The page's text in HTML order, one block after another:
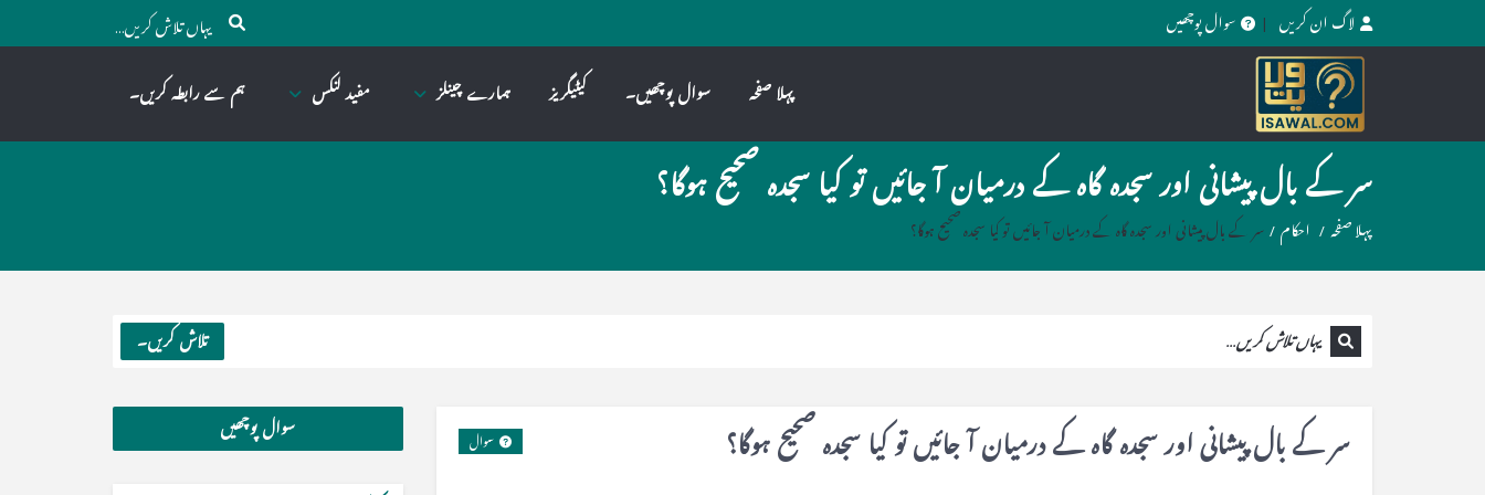
لاگ ان کریں سوال پوچھیں
پہلا صفحہ سوال پوچھیں۔ کیٹیگریز ہمارے چینلز مفید لنکس ہم سے رابطہ کریں۔
سر کے بال پیشانی اور سجدہ گاہ کے درمیان آ جائیں تو کیا سجدہ صحیح ہوگا؟
پہلا صفحہ / احکام / سر کے بال پیشانی اور سجدہ گاہ کے درمیان آ جائیں تو کیا سجدہ صحیح ہوگا؟
تلاش کریں۔
سر کے بال پیشانی اور سجدہ گاہ کے درمیان آ جائیں تو کیا سجدہ صحیح ہوگا؟ سوال
سوال پوچھیں